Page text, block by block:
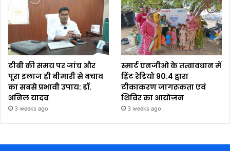
टीबी की समय पर जांच और
पूरा इलाज ही बीमारी से बचाव
का सबसे प्रभावी उपाय: डॉ.
अनिल यादव
3 weeks ago
स्मार्ट एनजीओ के तत्वावधान में
हिंट रेडियो 90.4 द्वारा
टीकाकरण जागरूकता एवं
शिविर का आयोजन
3 weeks ago